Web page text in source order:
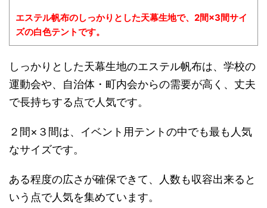
エステル帆布のしっかりとした天幕生地で、2間×3間サイ
ズの白色テントです。
しっかりとした天幕生地のエステル帆布は、学校の
運動会や、自治体・町内会からの需要が高く、丈夫
で長持ちする点で人気です。
２間×３間は、イベント⽤テントの中でも最も⼈気
なサイズです。
ある程度の広さが確保できて、人数も収容出来ると
いう点で人気を集めています。